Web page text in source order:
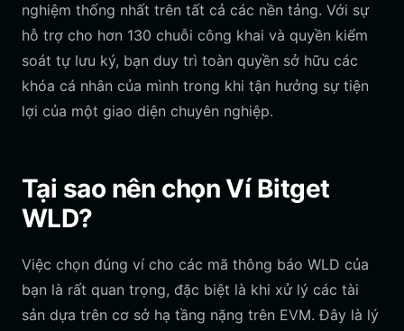
nghiệm thống nhất trên tất cả các nền tảng. Với sự
hỗ trợ cho hơn 130 chuỗi công khai và quyền kiểm
soát tự lưu ký, bạn duy trì toàn quyền sở hữu các
khóa cá nhân của mình trong khi tận hưởng sự tiện
lợi của một giao diện chuyên nghiệp.
Tại sao nên chọn Ví Bitget
WLD?
Việc chọn đúng ví cho các mã thông báo WLD của
bạn là rất quan trọng, đặc biệt là khi xử lý các tài
sản dựa trên cơ sở hạ tầng nặng trên EVM. Đây là lý